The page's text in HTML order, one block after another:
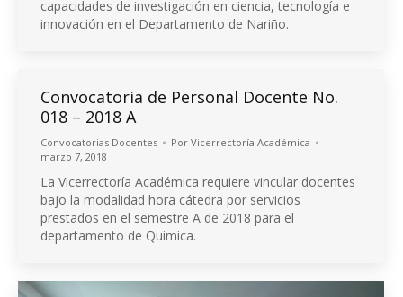
capacidades de investigación en ciencia, tecnología e
innovación en el Departamento de Nariño.
Convocatoria de Personal Docente No.
018 – 2018 A
Convocatorias Docentes Por Vicerrectoría Académica
marzo 7, 2018
La Vicerrectoría Académica requiere vincular docentes
bajo la modalidad hora cátedra por servicios
prestados en el semestre A de 2018 para el
departamento de Quimica.